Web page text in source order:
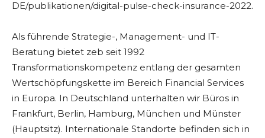
DE/publikationen/digital-pulse-check-insurance-2022.
Als führende Strategie-, Management- und IT-
Beratung bietet zeb seit 1992
Transformationskompetenz entlang der gesamten
Wertschöpfungskette im Bereich Financial Services
in Europa. In Deutschland unterhalten wir Büros in
Frankfurt, Berlin, Hamburg, München und Münster
(Hauptsitz). Internationale Standorte befinden sich in